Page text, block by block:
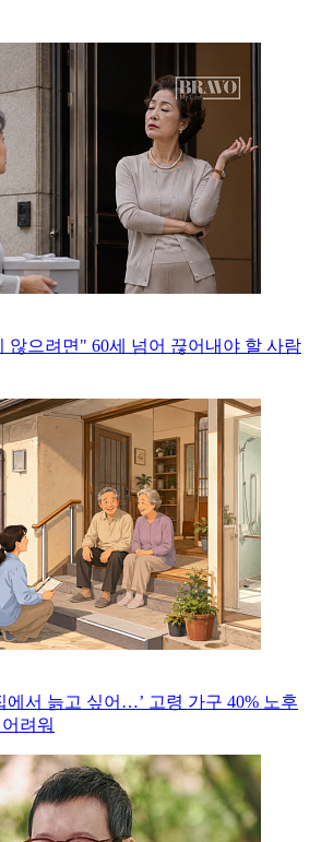
않으려면" 60세 넘어 끊어내야 할 사람
에서 늙고 싶어…’ 고령 가구 40% 노후
려워